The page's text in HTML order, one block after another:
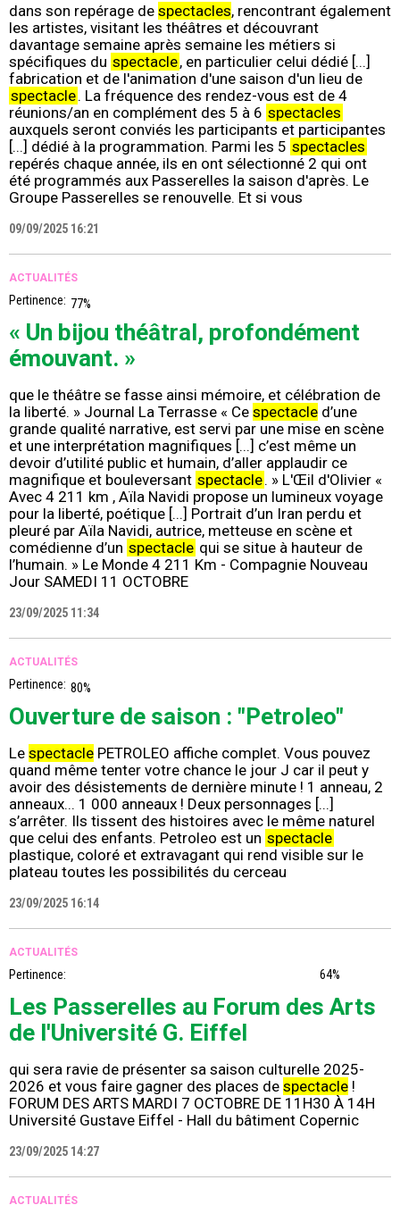
dans son repérage de spectacles, rencontrant également
les artistes, visitant les théâtres et découvrant
davantage semaine après semaine les métiers si
spécifiques du spectacle, en particulier celui dédié [...]
fabrication et de l'animation d'une saison d'un lieu de
spectacle. La fréquence des rendez-vous est de 4
réunions/an en complément des 5 à 6 spectacles
auxquels seront conviés les participants et participantes
[...] dédié à la programmation. Parmi les 5 spectacles
repérés chaque année, ils en ont sélectionné 2 qui ont
été programmés aux Passerelles la saison d'après. Le
Groupe Passerelles se renouvelle. Et si vous
09/09/2025 16:21
ACTUALITÉS
Pertinence: 77%
« Un bijou théâtral, profondément
émouvant. »
que le théâtre se fasse ainsi mémoire, et célébration de
la liberté. » Journal La Terrasse « Ce spectacle d’une
grande qualité narrative, est servi par une mise en scène
et une interprétation magnifiques [...] c’est même un
devoir d’utilité public et humain, d’aller applaudir ce
magnifique et bouleversant spectacle. » L'Œil d'Olivier «
Avec 4 211 km , Aïla Navidi propose un lumineux voyage
pour la liberté, poétique [...] Portrait d’un Iran perdu et
pleuré par Aïla Navidi, autrice, metteuse en scène et
comédienne d’un spectacle qui se situe à hauteur de
l’humain. » Le Monde 4 211 Km - Compagnie Nouveau
Jour SAMEDI 11 OCTOBRE
23/09/2025 11:34
ACTUALITÉS
Pertinence: 80%
Ouverture de saison : "Petroleo"
Le spectacle PETROLEO affiche complet. Vous pouvez
quand même tenter votre chance le jour J car il peut y
avoir des désistements de dernière minute ! 1 anneau, 2
anneaux... 1 000 anneaux ! Deux personnages [...]
s’arrêter. Ils tissent des histoires avec le même naturel
que celui des enfants. Petroleo est un spectacle
plastique, coloré et extravagant qui rend visible sur le
plateau toutes les possibilités du cerceau
23/09/2025 16:14
ACTUALITÉS
Pertinence: 64%
Les Passerelles au Forum des Arts
de l'Université G. Eiffel
qui sera ravie de présenter sa saison culturelle 2025-
2026 et vous faire gagner des places de spectacle !
FORUM DES ARTS MARDI 7 OCTOBRE DE 11H30 À 14H
Université Gustave Eiffel - Hall du bâtiment Copernic
23/09/2025 14:27
ACTUALITÉS